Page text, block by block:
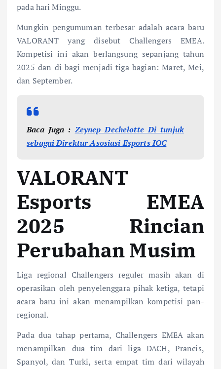
pada hari Minggu.
Mungkin pengumuman terbesar adalah acara baru
VALORANT yang disebut Challengers EMEA.
Kompetisi ini akan berlangsung sepanjang tahun
2025 dan di bagi menjadi tiga bagian: Maret, Mei,
dan September.
Baca Juga : Zeynep Dechelotte Di tunjuk
sebagai Direktur Asosiasi Esports IOC
VALORANT
Esports EMEA
2025 Rincian
Perubahan Musim
Liga regional Challengers reguler masih akan di
operasikan oleh penyelenggara pihak ketiga, tetapi
acara baru ini akan menampilkan kompetisi pan-
regional.
Pada dua tahap pertama, Challengers EMEA akan
menampilkan dua tim dari liga DACH, Prancis,
Spanyol, dan Turki, serta empat tim dari wilayah